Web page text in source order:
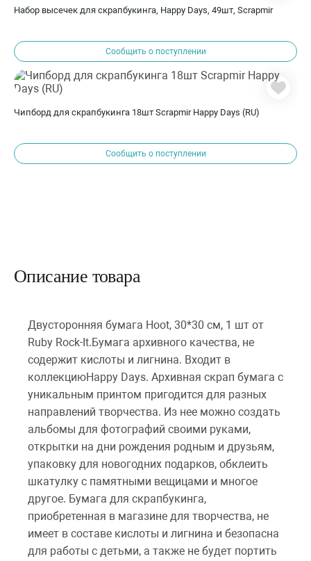
Набор высечек для скрапбукинга, Happy Days, 49шт, Scrapmir
Сообщить о поступлении
Чипборд для скрапбукинга 18шт Scrapmir Happy Days (RU)
Сообщить о поступлении
Описание товара
Двусторонняя бумага Hoot, 30*30 см, 1 шт от
Ruby Rock-It.Бумага архивного качества, не
содержит кислоты и лигнина. Входит в
коллекциюHappy Days. Архивная скрап бумага с
уникальным принтом пригодится для разных
направлений творчества. Из нее можно создать
альбомы для фотографий своими руками,
открытки на дни рождения родным и друзьям,
упаковку для новогодних подарков, обклеить
шкатулку с памятными вещицами и многое
другое. Бумага для скрапбукинга,
приобретенная в магазине для творчества, не
имеет в составе кислоты и лигнина и безопасна
для работы с детьми, а также не будет портить